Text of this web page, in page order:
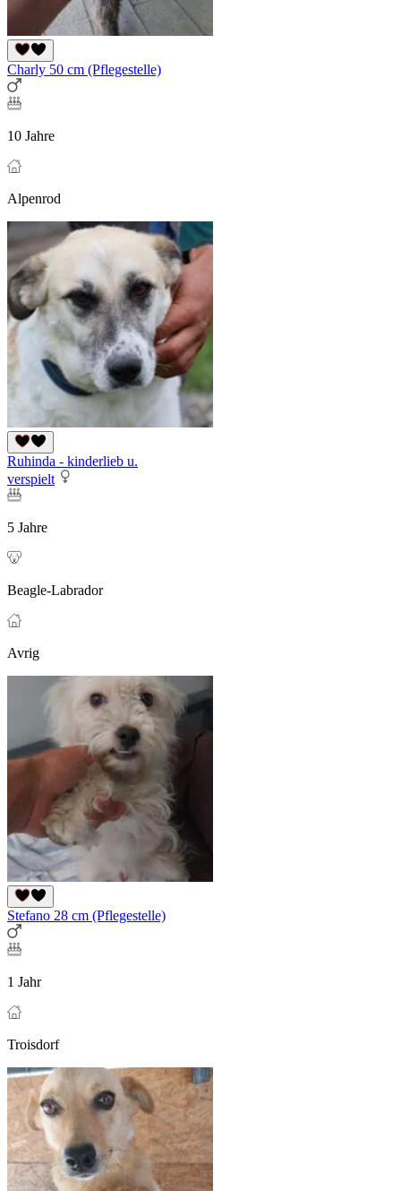
Charly 50 cm (Pflegestelle)
10 Jahre
Alpenrod
Ruhinda - kinderlieb u.
verspielt
5 Jahre
Beagle-Labrador
Avrig
Stefano 28 cm (Pflegestelle)
1 Jahr
Troisdorf